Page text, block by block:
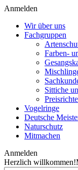
Anmelden
Wir über uns
Fachgruppen
Farben-
Sittiche
Vogelringe
Deutsche
Naturschutz
Mitmachen
Anmelden
Herzlich willkommen!